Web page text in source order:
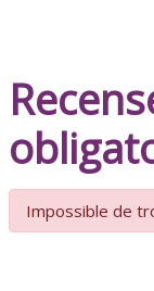
Impossible de